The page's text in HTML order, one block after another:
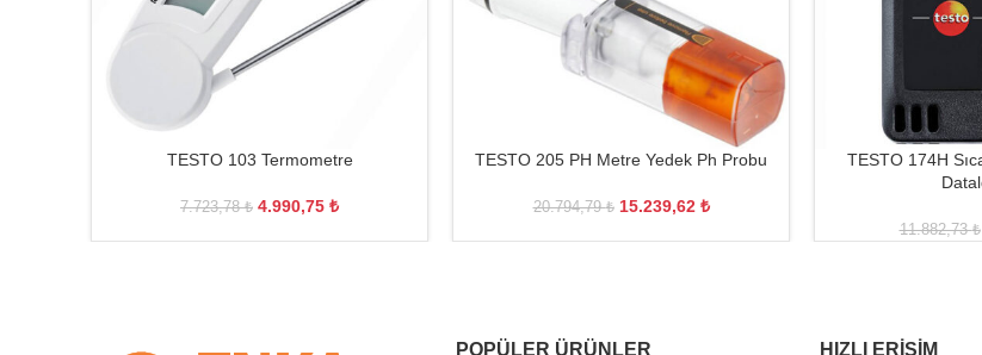
TESTO 103 Termometre
7.723,78₺ 4.990,75 ₺
TESTO 205 PH Metre Yedek Ph Probu
20.794,79₺ 15.239,62 ₺
TESTO 174H
11.882,73₺
POPÜLER ÜRÜNLER HIZLI ERIŞIM